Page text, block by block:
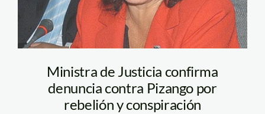
Ministra de Justicia confirma
denuncia contra Pizango por
rebelión y conspiración